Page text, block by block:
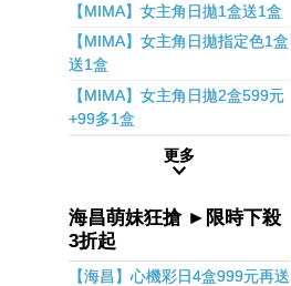
【MIMA】女主角日拋1盒送1盒
【MIMA】女主角日拋指定色1盒
送1盒
【MIMA】女主角日拋2盒599元
+99多1盒
更多
海昌萌妹狂搶 ►限時下殺
3折起
【海昌】心機彩日4盒999元再送